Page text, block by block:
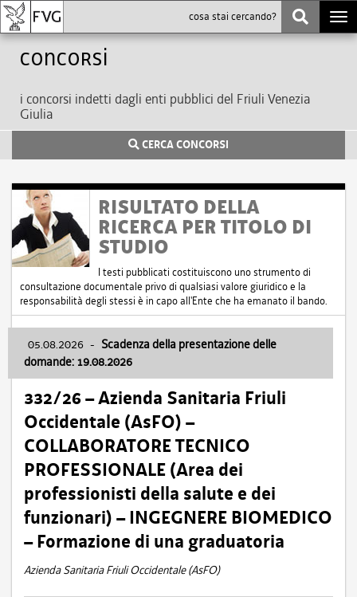
Concorsi
i concorsi indetti dagli enti pubblici del Friuli Venezia
Giulia
CERCA CONCORSI
RISULTATO DELLA
RICERCA PER TITOLO DI
STUDIO
I testi pubblicati costituiscono uno strumento di
consultazione documentale privo di qualsiasi valore giuridico e la
responsabilità degli stessi è in capo all'Ente che ha emanato il bando.
05.08.2026 - Scadenza della presentazione delle
domande: 19.08.2026
332/26 – Azienda Sanitaria Friuli
Occidentale (AsFO) –
COLLABORATORE TECNICO
PROFESSIONALE (Area dei
professionisti della salute e dei
funzionari) – INGEGNERE BIOMEDICO
– Formazione di una graduatoria
Azienda Sanitaria Friuli Occidentale (AsFO)